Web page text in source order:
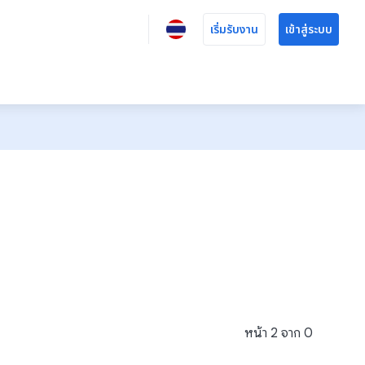
เริ่มรับงาน เข้าสู่ระบบ
หน้า 2 จาก 0